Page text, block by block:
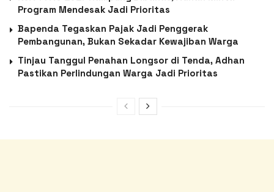
Program Mendesak Jadi Prioritas
Bapenda Tegaskan Pajak Jadi Penggerak
Pembangunan, Bukan Sekadar Kewajiban Warga
Tinjau Tanggul Penahan Longsor di Tenda, Adhan
Pastikan Perlindungan Warga Jadi Prioritas